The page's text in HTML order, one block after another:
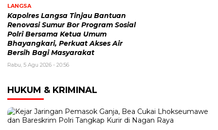
LANGSA
Kapolres Langsa Tinjau Bantuan
Renovasi Sumur Bor Program Sosial
Polri Bersama Ketua Umum
Bhayangkari, Perkuat Akses Air
Bersih Bagi Masyarakat
Rabu, 5 Agu 2026 - 20:56
HUKUM & KRIMINAL